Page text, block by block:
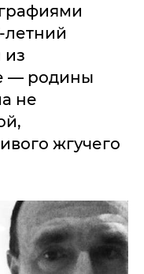
летний
из
— родины
не
жгучего